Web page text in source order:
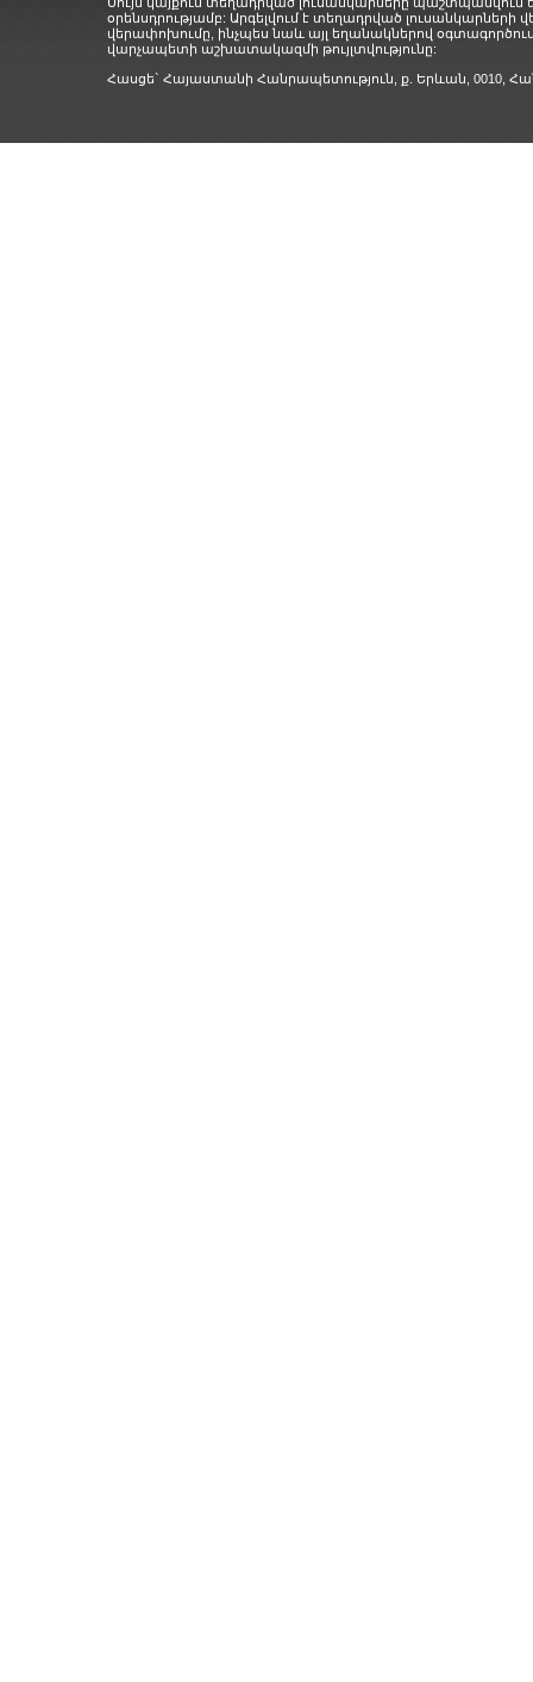
օրենսդրությամբ: Արգելվում է տեղադրված
վերափոխումը, ինչպես նաև այլ եղանակներով
վարչապետի աշխատակազմի թույլտվությունը:
Հասցե` Հայաստանի Հանրապետություն, ք. Երևան, 0010,